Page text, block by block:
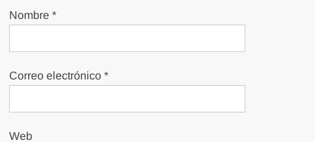
Nombre*
Correo electrónico*
Web